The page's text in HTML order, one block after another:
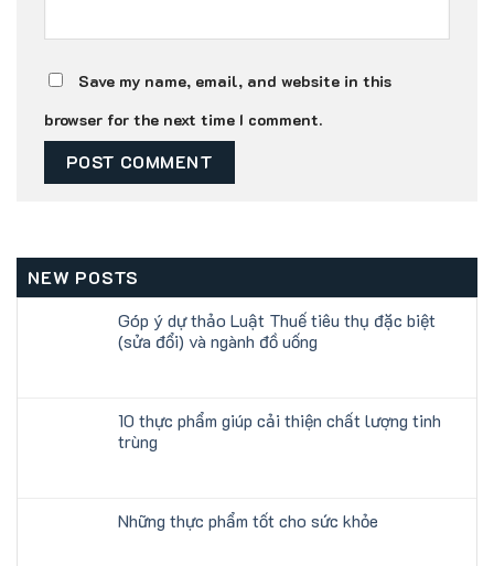
Save my name, email, and website in this
browser for the next time I comment.
NEW POSTS
Góp ý dự thảo Luật Thuế tiêu thụ đặc biệt
(sửa đổi) và ngành đồ uống
10 thực phẩm giúp cải thiện chất lượng tinh
trùng
Những thực phẩm tốt cho sức khỏe